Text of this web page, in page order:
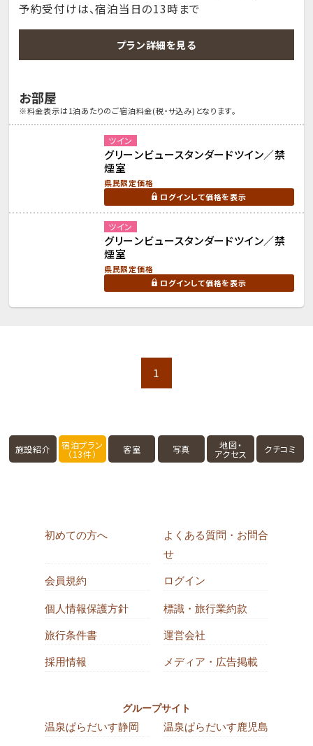
予約受付けは、宿泊当日の13時まで
プラン詳細を見る
お部屋
※料金表示は1泊あたりのご宿泊料金(税・サ込み)となります。
ツイン
グリーンビュースタンダードツイン／禁
煙室
県民限定価格
ログインして価格を表示
ツイン
グリーンビュースタンダードツイン／禁
煙室
県民限定価格
ログインして価格を表示
1
施設紹介 宿泊プラン
（13件） 客室 写真 地図・
アクセス クチコミ
初めての方へ
よくある質問・お問合
せ
会員規約 ログイン
個人情報保護方針 標識・旅行業約款
旅行条件書 運営会社
採用情報 メディア・広告掲載
グループサイト
温泉ぱらだいす静岡 温泉ぱらだいす鹿児島